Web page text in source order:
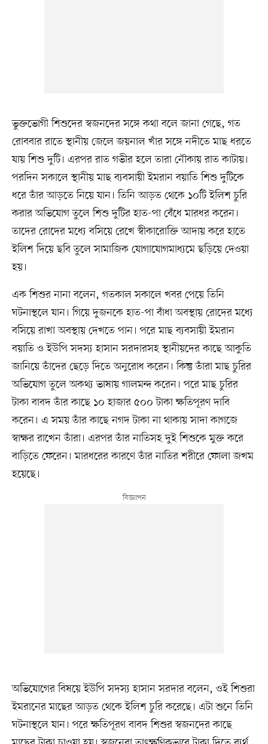
ভুক্তভোগী শিশুদের স্বজনদের সঙ্গে কথা বলে জানা গেছে, গত
রোববার রাতে স্থানীয় জেলে জয়নাল খাঁর সঙ্গে নদীতে মাছ ধরতে
যায় শিশু দুটি। এরপর রাত গভীর হলে তারা নৌকায় রাত কাটায়।
পরদিন সকালে স্থানীয় মাছ ব্যবসায়ী ইমরান বয়াতি শিশু দুটিকে
ধরে তাঁর আড়তে নিয়ে যান। তিনি আড়ত থেকে ১০টি ইলিশ চুরি
করার অভিযোগ তুলে শিশু দুটির হাত-পা বেঁধে মারধর করেন।
তাদের রোদের মধ্যে বসিয়ে রেখে স্বীকারোক্তি আদায় করে হাতে
ইলিশ দিয়ে ছবি তুলে সামাজিক যোগাযোগমাধ্যমে ছড়িয়ে দেওয়া
হয়।
এক শিশুর নানা বলেন, গতকাল সকালে খবর পেয়ে তিনি
ঘটনাস্থলে যান। গিয়ে দুজনকে হাত-পা বাঁধা অবস্থায় রোদের মধ্যে
বসিয়ে রাখা অবস্থায় দেখতে পান। পরে মাছ ব্যবসায়ী ইমরান
বয়াতি ও ইউপি সদস্য হাসান সরদারসহ স্থানীয়দের কাছে আকুতি
জানিয়ে তাঁদের ছেড়ে দিতে অনুরোধ করেন। কিন্তু তাঁরা মাছ চুরির
অভিযোগ তুলে অকথ্য ভাষায় গালমন্দ করেন। পরে মাছ চুরির
টাকা বাবদ তাঁর কাছে ১০ হাজার ৫০০ টাকা ক্ষতিপূরণ দাবি
করেন। এ সময় তাঁর কাছে নগদ টাকা না থাকায় সাদা কাগজে
স্বাক্ষর রাখেন তাঁরা। এরপর তাঁর নাতিসহ দুই শিশুকে মুক্ত করে
বাড়িতে ফেরেন। মারধরের কারণে তাঁর নাতির শরীরে ফোলা জখম
হয়েছে।
অভিযোগের বিষয়ে ইউপি সদস্য হাসান সরদার বলেন, ওই শিশুরা
ইমরানের মাছের আড়ত থেকে ইলিশ চুরি করেছে। এটা শুনে তিনি
ঘটনাস্থলে যান। পরে ক্ষতিপূরণ বাবদ শিশুর স্বজনদের কাছে